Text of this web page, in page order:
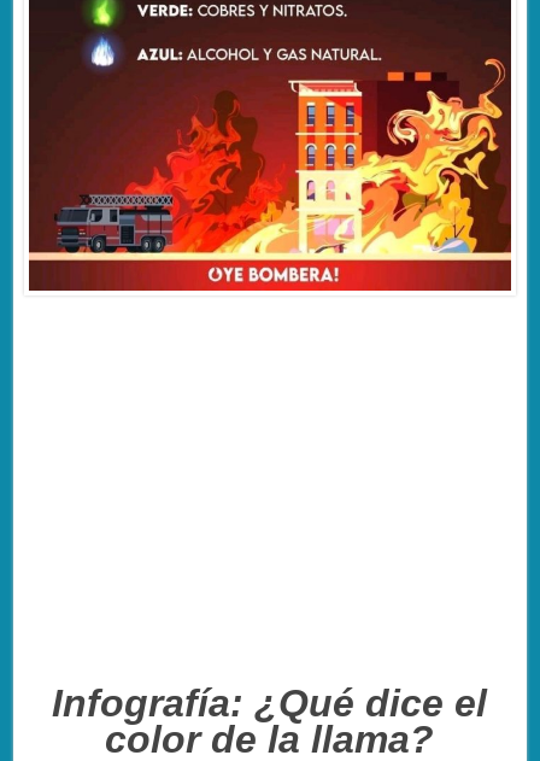
Infografía: ¿Qué dice el
color de la llama?